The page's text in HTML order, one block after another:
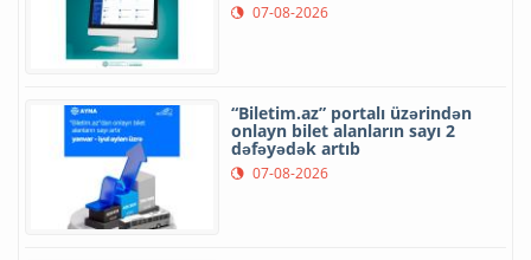
07-08-2026
“Biletim.az” portalı üzərindən
onlayn bilet alanların sayı 2
dəfəyədək artıb
07-08-2026